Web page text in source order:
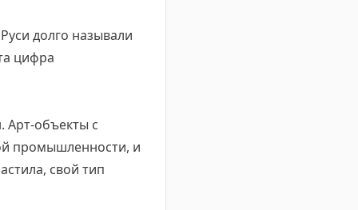
долго называли
цифра
Арт-объекты с
промышленности, и
свой тип